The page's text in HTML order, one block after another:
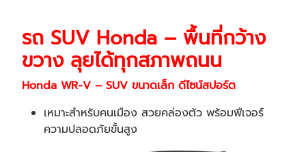
รถ SUV Honda – พื้นที่กว้าง
ขวาง ลุยได้ทุกสภาพถนน
Honda WR-V – SUV ขนาดเล็ก ดีไซน์สปอร์ต
เหมาะสำหรับคนเมือง สวยคล่องตัว พร้อมฟีเจอร์
ความปลอดภัยขั้นสูง